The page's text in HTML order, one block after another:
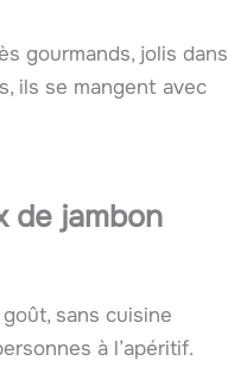
gourmands, jolis dans
ils se mangent avec
de jambon
sans cuisine
à l’apéritif.